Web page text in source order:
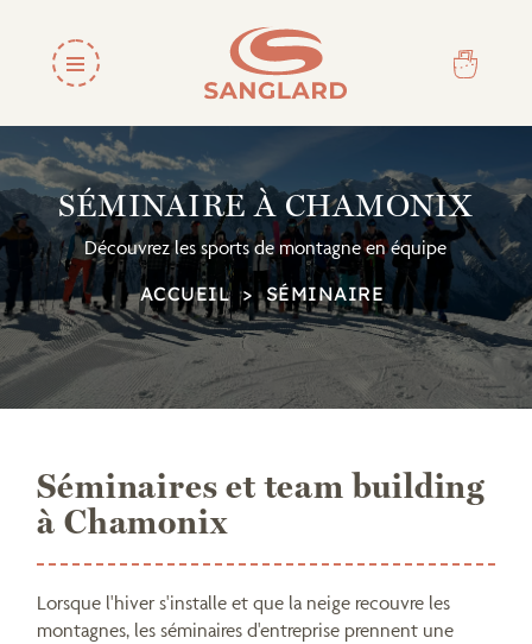
SÉMINAIRE À CHAMONIX
Découvrez les sports de montagne en équipe
ACCUEIL
SÉMINAIRE
Séminaires et team building
à Chamonix
Lorsque l'hiver s'installe et que la neige recouvre les
montagnes, les séminaires d'entreprise prennent une